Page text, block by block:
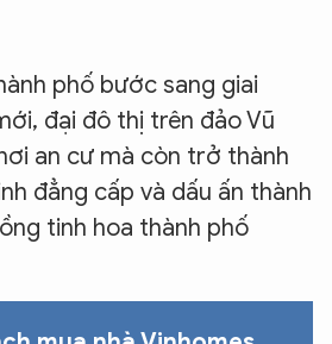
phố bước sang giai
đại đô thị trên đảo Vũ
an cư mà còn trở thành
đẳng cấp và dấu ấn thành
tinh hoa thành phố